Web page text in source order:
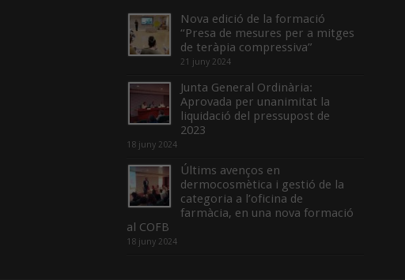
Nova edició de la formació
“Presa de mesures per a mitges
de teràpia compressiva”
21 juny 2024
Junta General Ordinària:
Aprovada per unanimitat la
liquidació del pressupost de
2023
18 juny 2024
Últims avenços en
dermocosmètica i gestió de la
categoria a l’oficina de
farmàcia, en una nova formació
al COFB
18 juny 2024